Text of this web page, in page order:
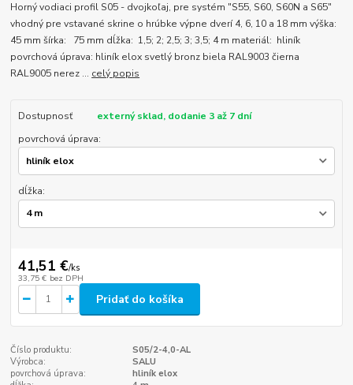
Horný vodiaci profil S05 - dvojkoľaj, pre systém "S55, S60, S60N a S65"
vhodný pre vstavané skrine o hrúbke výpne dverí 4, 6, 10 a 18 mm výška:
45 mm šírka: 75 mm dĺžka: 1,5; 2; 2,5; 3; 3,5; 4 m materiál: hliník
povrchová úprava: hliník elox svetlý bronz biela RAL9003 čierna
RAL9005 nerez ... celý popis
Dostupnosť
externý sklad, dodanie 3 až 7 dní
povrchová úprava:
dĺžka:
41,51 €/ks
33,75 € bez DPH
Pridať do košíka
Číslo produktu:
S05/2-4,0-AL
Výrobca:
SALU
povrchová úprava:
hliník elox